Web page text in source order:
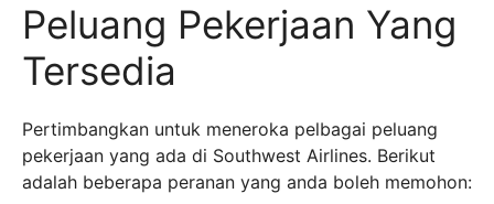
Peluang Pekerjaan Yang
Tersedia
Pertimbangkan untuk meneroka pelbagai peluang
pekerjaan yang ada di Southwest Airlines. Berikut
adalah beberapa peranan yang anda boleh memohon: